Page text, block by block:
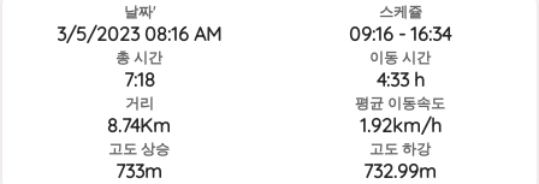
날짜'
3/5/2023 08:16 AM
총 시간
7:18
거리
8.74Km
고도 상승
733m
스케쥴
09:16 - 16:34
이동 시간
4:33 h
평균 이동속도
1.92km/h
고도 하강
732.99m